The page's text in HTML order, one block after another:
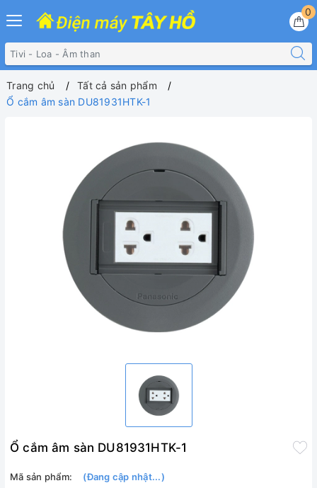
0
Trang chủ
Tất cả sản phẩm
Ổ cắm âm sàn DU81931HTK-1
Ổ cắm âm sàn DU81931HTK-1
Mã sản phẩm:
(Đang cập nhật...)